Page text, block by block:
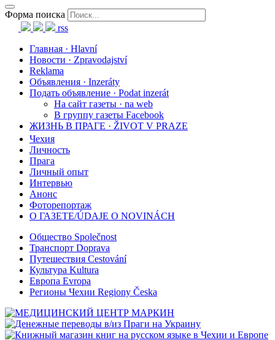
Форма поиска
rss
Главная · Hlavní
Новости · Zpravodajství
Reklama
Объявления · Inzeráty
Подать объявление · Podat inzerát
На сайт газеты · na web
В группу газеты Facebook
ЖИЗНЬ В ПРАГЕ · ŽIVOT V PRAZE
Чехия
Личность
Прага
Личный опыт
Интервью
Анонс
Фоторепортаж
О ГАЗЕТЕ/ÚDAJE O NOVINÁCH
Общество Společnost
Транспорт Doprava
Путешествия Cestování
Культура Kultura
Европа Evropa
Регионы Чехии Regiony Česka